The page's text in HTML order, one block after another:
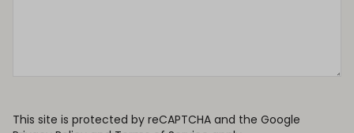
This site is protected by reCAPTCHA and the Google